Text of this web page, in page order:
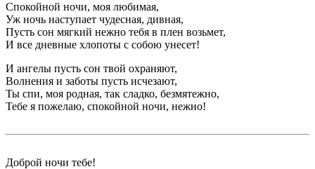
Спокойной ночи, моя любимая,
Уж ночь наступает чудесная, дивная,
Пусть сон мягкий нежно тебя в плен возьмет,
И все дневные хлопоты с собою унесет!
И ангелы пусть сон твой охраняют,
Волнения и заботы пусть исчезают,
Ты спи, моя родная, так сладко, безмятежно,
Тебе я пожелаю, спокойной ночи, нежно!
Доброй ночи тебе!